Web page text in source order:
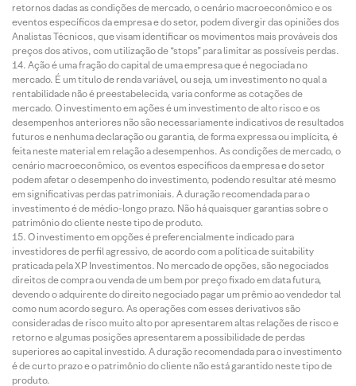
retornos dadas as condições de mercado, o cenário macroeconômico e os
eventos específicos da empresa e do setor, podem divergir das opiniões dos
Analistas Técnicos, que visam identificar os movimentos mais prováveis dos
preços dos ativos, com utilização de “stops” para limitar as possíveis perdas.
Ação é uma fração do capital de uma empresa que é negociada no
mercado. É um título de renda variável, ou seja, um investimento no qual a
rentabilidade não é preestabelecida, varia conforme as cotações de
mercado. O investimento em ações é um investimento de alto risco e os
desempenhos anteriores não são necessariamente indicativos de resultados
futuros e nenhuma declaração ou garantia, de forma expressa ou implícita, é
feita neste material em relação a desempenhos. As condições de mercado, o
cenário macroeconômico, os eventos específicos da empresa e do setor
podem afetar o desempenho do investimento, podendo resultar até mesmo
em significativas perdas patrimoniais. A duração recomendada para o
investimento é de médio-longo prazo. Não há quaisquer garantias sobre o
patrimônio do cliente neste tipo de produto.
O investimento em opções é preferencialmente indicado para
investidores de perfil agressivo, de acordo com a política de suitability
praticada pela XP Investimentos. No mercado de opções, são negociados
direitos de compra ou venda de um bem por preço fixado em data futura,
devendo o adquirente do direito negociado pagar um prêmio ao vendedor tal
como num acordo seguro. As operações com esses derivativos são
consideradas de risco muito alto por apresentarem altas relações de risco e
retorno e algumas posições apresentarem a possibilidade de perdas
superiores ao capital investido. A duração recomendada para o investimento
é de curto prazo e o patrimônio do cliente não está garantido neste tipo de
produto.